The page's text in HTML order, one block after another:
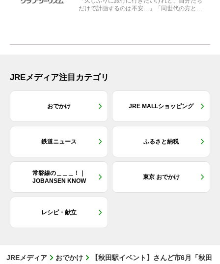
だけで計画するのは不安…」「同世代の方と気
JREメディア注目カテゴリ
おでかけ JRE MALLショッピング
鉄道ニュース ふるさと納税
常磐線の＿＿＿！｜
JOBANSEN KNOW
東京 おでかけ
レシピ・献立
JREメディア おでかけ
【秋田駅イベント】さんど市6月「秋田